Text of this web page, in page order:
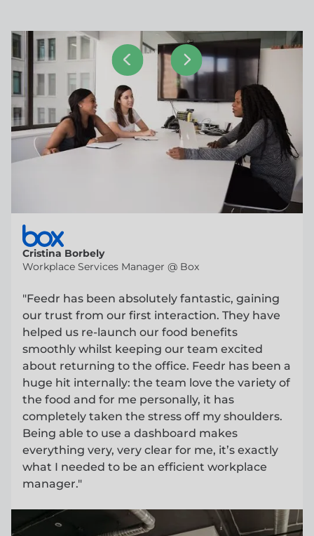
Cristina Borbely
Workplace Services Manager @ Box
"Feedr has been absolutely fantastic, gaining
our trust from our first interaction. They have
helped us re-launch our food benefits
smoothly whilst keeping our team excited
about returning to the office. Feedr has been a
huge hit internally: the team love the variety of
the food and for me personally, it has
completely taken the stress off my shoulders.
Being able to use a dashboard makes
everything very, very clear for me, it’s exactly
what I needed to be an efficient workplace
manager."